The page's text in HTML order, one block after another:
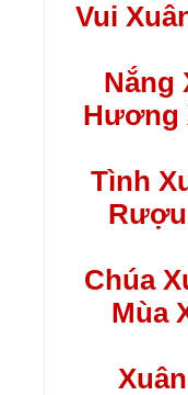
Vui
Nắng
Hương
Tình
Chúa
Mùa